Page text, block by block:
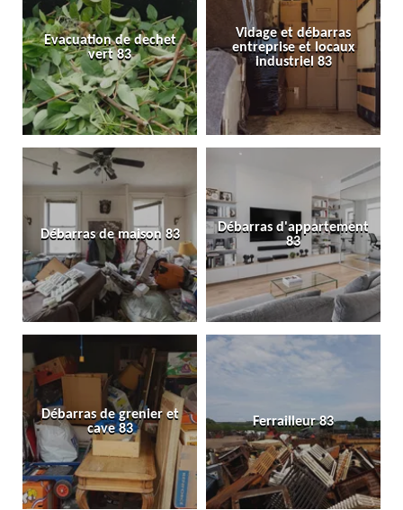
Evacuation de dechet
vert 83
Vidage et débarras
entreprise et locaux
industriel 83
Débarras de maison 83
Débarras d'appartement
83
Débarras de grenier et
cave 83
Ferrailleur 83